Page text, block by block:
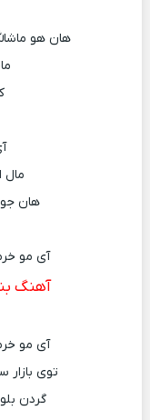
هان هو
مال
هان
آی مو
آهنگ
آی مو
توی بازار
گردن